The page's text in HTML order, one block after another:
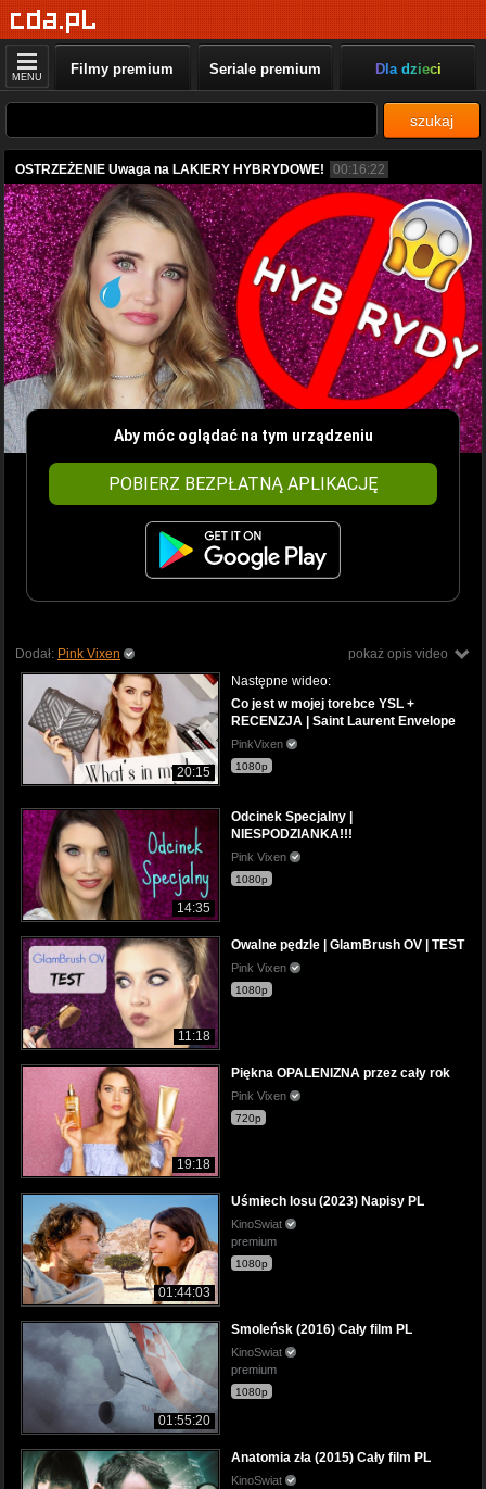
MENU Filmy premium Seriale premium Dla dzieci
szukaj
OSTRZEŻENIE Uwaga na LAKIERY HYBRYDOWE! 00:16:22
Aby móc oglądać na tym urządzeniu
POBIERZ BEZPŁATNĄ APLIKACJĘ
pokaż opis video
Dodał: Pink Vixen
20:15
Następne wideo:
Co jest w mojej torebce YSL +
RECENZJA | Saint Laurent Envelope
PinkVixen
1080p
14:35
Odcinek Specjalny |
NIESPODZIANKA!!!
Pink Vixen
1080p
11:18
Owalne pędzle | GlamBrush OV | TEST
Pink Vixen
1080p
19:18
Piękna OPALENIZNA przez cały rok
Pink Vixen
720p
01:44:03
Uśmiech losu (2023) Napisy PL
KinoSwiat
premium
1080p
01:55:20
Smoleńsk (2016) Cały film PL
KinoSwiat
premium
1080p
Anatomia zła (2015) Cały film PL
KinoSwiat